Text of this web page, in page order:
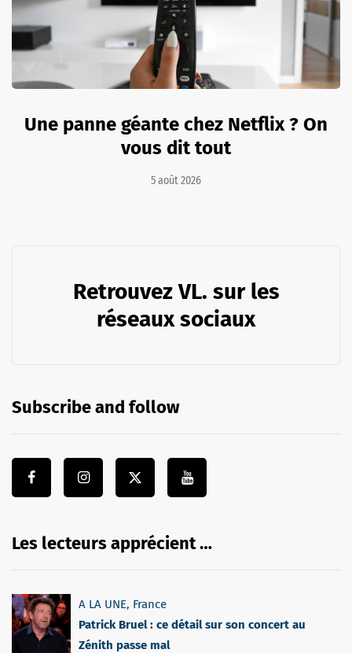
Une panne géante chez Netflix ? On
vous dit tout
5 août 2026
Retrouvez VL. sur les
réseaux sociaux
Subscribe and follow
Les lecteurs apprécient …
A LA UNE, France
Patrick Bruel : ce détail sur son concert au
Zénith passe mal